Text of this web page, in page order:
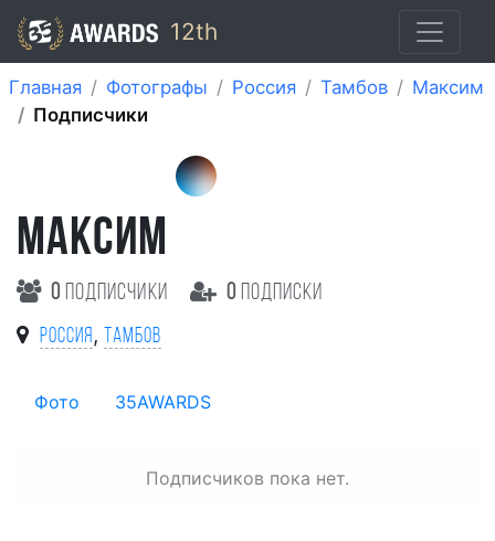
12th
Главная Фотографы Россия Тамбов
Максим
Подписчики
МАКСИМ
0 подписчики 0 подписки
Россия , Тамбов
Фото 35AWARDS
Подписчиков пока нет.